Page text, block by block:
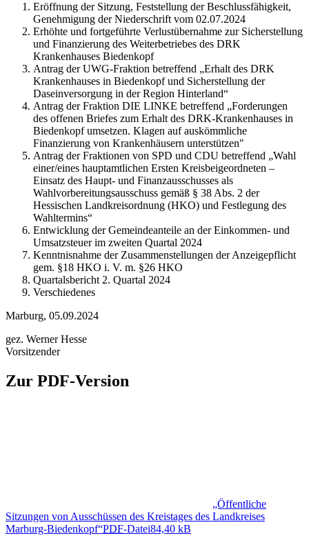
Eröffnung der Sitzung, Feststellung der Beschlussfähigkeit,
Genehmigung der Niederschrift vom 02.07.2024
Erhöhte und fortgeführte Verlustübernahme zur Sicherstellung
und Finanzierung des Weiterbetriebes des DRK
Krankenhauses Biedenkopf
Antrag der UWG-Fraktion betreffend „Erhalt des DRK
Krankenhauses in Biedenkopf und Sicherstellung der
Daseinversorgung in der Region Hinterland“
Antrag der Fraktion DIE LINKE betreffend „Forderungen
des offenen Briefes zum Erhalt des DRK-Krankenhauses in
Biedenkopf umsetzen. Klagen auf auskömmliche
Finanzierung von Krankenhäusern unterstützen"
Antrag der Fraktionen von SPD und CDU betreffend „Wahl
einer/eines hauptamtlichen Ersten Kreisbeigeordneten –
Einsatz des Haupt- und Finanzausschusses als
Wahlvorbereitungsausschuss gemäß § 38 Abs. 2 der
Hessischen Landkreisordnung (HKO) und Festlegung des
Wahltermins“
Entwicklung der Gemeindeanteile an der Einkommen- und
Umsatzsteuer im zweiten Quartal 2024
Kenntnisnahme der Zusammenstellungen der Anzeigepflicht
gem. §18 HKO i. V. m. §26 HKO
Quartalsbericht 2. Quartal 2024
Verschiedenes
Marburg, 05.09.2024
gez. Werner Hesse
Vorsitzender
Zur PDF-Version
„Öffentliche
Sitzungen von Ausschüssen des Kreistages des Landkreises
Marburg-Biedenkopf“PDF-Datei84,40 kB